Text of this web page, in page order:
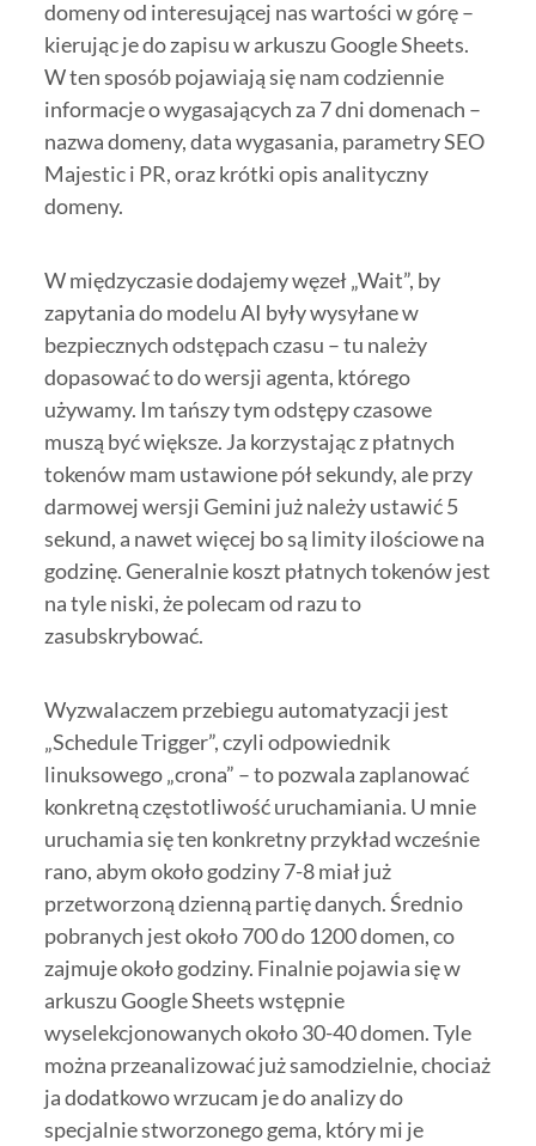
domeny od interesującej nas wartości w górę –
kierując je do zapisu w arkuszu Google Sheets.
W ten sposób pojawiają się nam codziennie
informacje o wygasających za 7 dni domenach –
nazwa domeny, data wygasania, parametry SEO
Majestic i PR, oraz krótki opis analityczny
domeny.
W międzyczasie dodajemy węzeł „Wait”, by
zapytania do modelu AI były wysyłane w
bezpiecznych odstępach czasu – tu należy
dopasować to do wersji agenta, którego
używamy. Im tańszy tym odstępy czasowe
muszą być większe. Ja korzystając z płatnych
tokenów mam ustawione pół sekundy, ale przy
darmowej wersji Gemini już należy ustawić 5
sekund, a nawet więcej bo są limity ilościowe na
godzinę. Generalnie koszt płatnych tokenów jest
na tyle niski, że polecam od razu to
zasubskrybować.
Wyzwalaczem przebiegu automatyzacji jest
„Schedule Trigger”, czyli odpowiednik
linuksowego „crona” – to pozwala zaplanować
konkretną częstotliwość uruchamiania. U mnie
uruchamia się ten konkretny przykład wcześnie
rano, abym około godziny 7-8 miał już
przetworzoną dzienną partię danych. Średnio
pobranych jest około 700 do 1200 domen, co
zajmuje około godziny. Finalnie pojawia się w
arkuszu Google Sheets wstępnie
wyselekcjonowanych około 30-40 domen. Tyle
można przeanalizować już samodzielnie, chociaż
ja dodatkowo wrzucam je do analizy do
specjalnie stworzonego gema, który mi je